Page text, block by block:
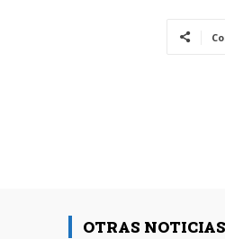
OTRAS NOTICIAS